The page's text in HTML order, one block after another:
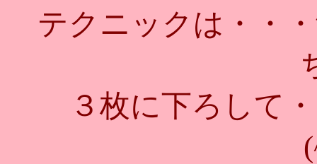
テクニックは・・
３枚に下ろして